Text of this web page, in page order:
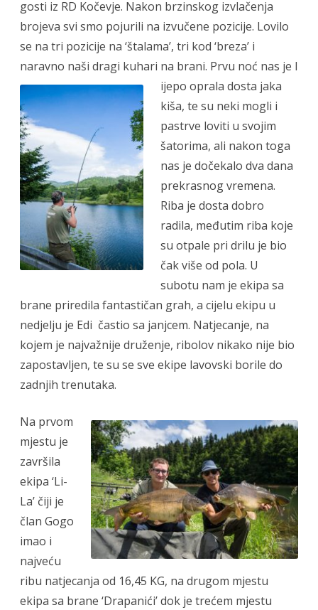
gosti iz RD Kočevje. Nakon brzinskog izvlačenja
brojeva svi smo pojurili na izvučene pozicije. Lovilo
se na tri pozicije na ‘štalama’, tri kod ‘breza’ i
naravno naši dragi kuhari na brani. Prvu noć nas je l
ijepo oprala dosta jaka
kiša, te su neki mogli i
pastrve loviti u svojim
šatorima, ali nakon toga
nas je dočekalo dva dana
prekrasnog vremena.
Riba je dosta dobro
radila, međutim riba koje
su otpale pri drilu je bio
čak više od pola. U
subotu nam je ekipa sa
brane priredila fantastičan grah, a cijelu ekipu u
nedjelju je Edi častio sa janjcem. Natjecanje, na
kojem je najvažnije druženje, ribolov nikako nije bio
zapostavljen, te su se sve ekipe lavovski borile do
zadnjih trenutaka.
Na prvom
mjestu je
završila
ekipa ‘Li-
La’ čiji je
član Gogo
imao i
najveću
ribu natjecanja od 16,45 KG, na drugom mjestu
ekipa sa brane ‘Drapanići’ dok je trećem mjestu